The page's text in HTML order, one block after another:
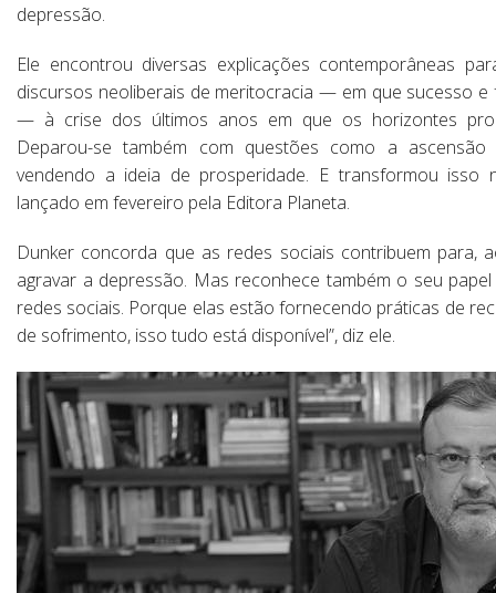
depressão.
Ele encontrou diversas explicações contemporâneas
discursos neoliberais de meritocracia — em que sucesso
— à crise dos últimos anos em que os horizontes
Deparou-se também com questões como a
vendendo a ideia de prosperidade. E transformou
lançado em fevereiro pela Editora Planeta.
Dunker concorda que as redes sociais contribuem para,
agravar a depressão. Mas reconhece também o seu
redes sociais. Porque elas estão fornecendo práticas de
de sofrimento, isso tudo está disponível”, diz ele.